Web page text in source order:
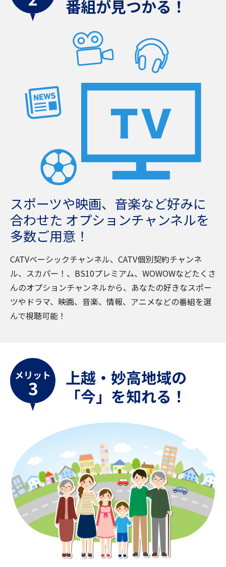
番組が見つかる！
スポーツや映画、音楽など好みに
合わせた オプションチャンネルを
多数ご用意！
CATVベーシックチャンネル、CATV個別契約チャンネ
ル、スカパー！、BS10プレミアム、WOWOWなどたくさ
んのオプションチャンネルから、あなたの好きなスポー
ツやドラマ、映画、音楽、情報、アニメなどの番組を選
んで視聴可能！
メリット
3
上越・妙高地域の
「今」を知れる！